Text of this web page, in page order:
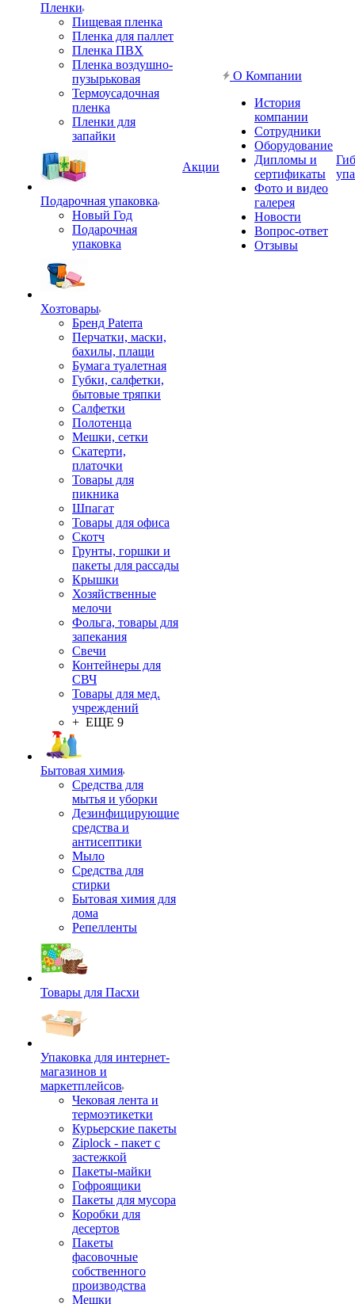
Пленки
Пищевая пленка
Пленка для паллет
Пленка ПВХ
Пленка воздушно-
пузырьковая
Термоусадочная
пленка
Пленки для
запайки
Подарочная упаковка
Новый Год
Подарочная
упаковка
Хозтовары
Бренд Paterra
Перчатки, маски,
бахилы, плащи
Бумага туалетная
Губки, салфетки,
бытовые тряпки
Салфетки
Полотенца
Мешки, сетки
Скатерти,
платочки
Товары для
пикника
Шпагат
Товары для офиса
Скотч
Грунты, горшки и
пакеты для рассады
Крышки
Хозяйственные
мелочи
Фольга, товары для
запекания
Свечи
Контейнеры для
СВЧ
Товары для мед.
учреждений
+ ЕЩЕ 9
Бытовая химия
Средства для
мытья и уборки
Дезинфицирующие
средства и
антисептики
Мыло
Средства для
стирки
Бытовая химия для
дома
Репелленты
Товары для Пасхи
Упаковка для интернет-
магазинов и
маркетплейсов
Чековая лента и
термоэтикетки
Курьерские пакеты
Ziplock - пакет с
застежкой
Пакеты-майки
Гофроящики
Пакеты для мусора
Коробки для
десертов
Пакеты
фасовочные
собственного
производства
Мешки
Акции
О Компании
История
компании
Сотрудники
Оборудование
Дипломы и
сертификаты
Фото и видео
галерея
Новости
Вопрос-ответ
Отзывы